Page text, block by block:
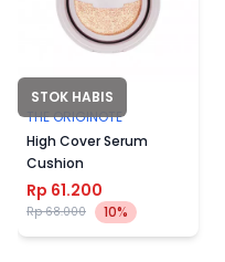
STOK HABIS
THE ORIGINOTE
High Cover Serum
Cushion
Rp 61.200
Rp 68.000 10%